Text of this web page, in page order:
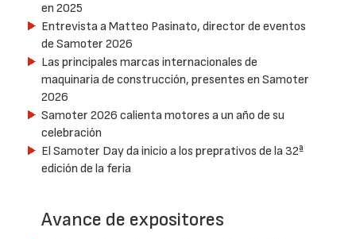
en 2025
Entrevista a Matteo Pasinato, director de eventos
de Samoter 2026
Las principales marcas internacionales de
maquinaria de construcción, presentes en Samoter
2026
Samoter 2026 calienta motores a un año de su
celebración
El Samoter Day da inicio a los preprativos de la 32ª
edición de la feria
Avance de expositores